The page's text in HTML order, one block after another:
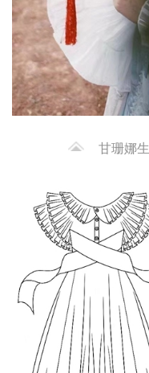
甘珊娜